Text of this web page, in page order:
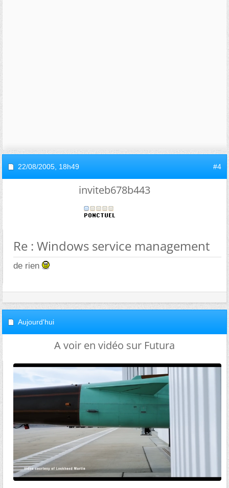
22/08/2005, 18h49 #4
inviteb678b443
Re : Windows service management
de rien
Aujourd'hui
A voir en vidéo sur Futura